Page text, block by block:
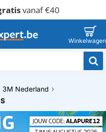
vanaf €40
3M Nederland